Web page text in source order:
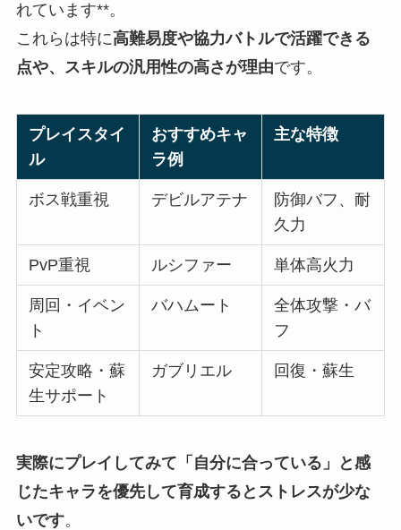
れています**。
これらは特に高難易度や協力バトルで活躍できる
点や、スキルの汎用性の高さが理由です。
プレイスタイ
ル
おすすめキャ
ラ例
主な特徴
ボス戦重視 デビルアテナ
防御バフ、耐
久力
PvP重視 ルシファー 単体高火力
周回・イベン
ト
バハムート
全体攻撃・バ
フ
安定攻略・蘇
生サポート
ガブリエル 回復・蘇生
実際にプレイしてみて「自分に合っている」と感
じたキャラを優先して育成するとストレスが少な
いです。